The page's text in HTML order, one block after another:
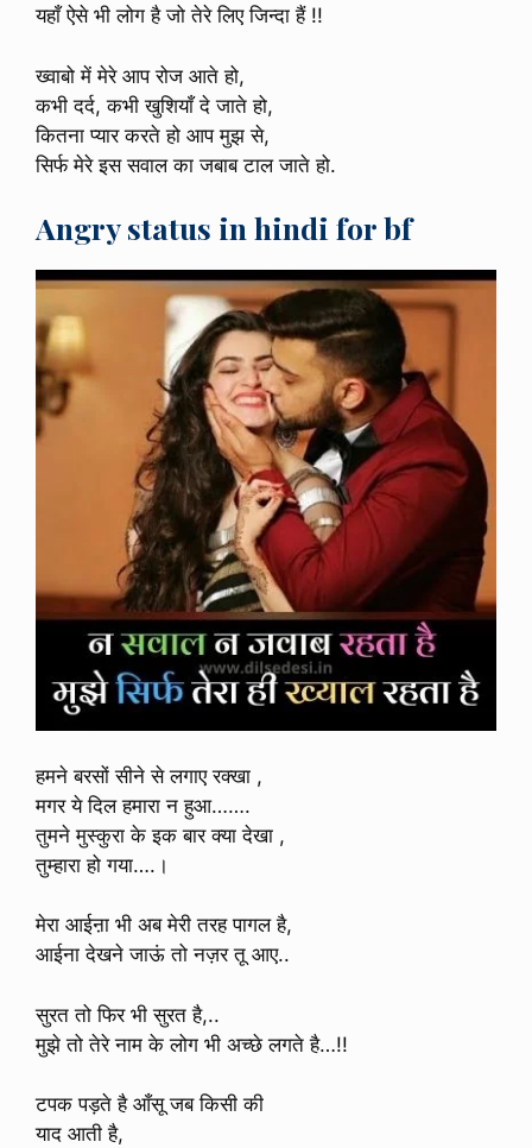
यहाँ ऐसे भी लोग है जो तेरे लिए जिन्दा हैं !!
ख्वाबो में मेरे आप रोज आते हो,
कभी दर्द, कभी खुशियाँ दे जाते हो,
कितना प्यार करते हो आप मुझ से,
सिर्फ मेरे इस सवाल का जबाब टाल जाते हो.
Angry status in hindi for bf
हमने बरसों सीने से लगाए रक्खा ,
मगर ये दिल हमारा न हुआ…….
तुमने मुस्कुरा के इक बार क्या देखा ,
तुम्हारा हो गया….।
मेरा आईऩा भी अब मेरी तरह पागल है,
आईना देखने जाऊं तो नज़र तू आए..
सुरत तो फिर भी सुरत है,..
मुझे तो तेरे नाम के लोग भी अच्छे लगते है…!!
टपक पड़ते है आँसू जब किसी की
याद आती है,